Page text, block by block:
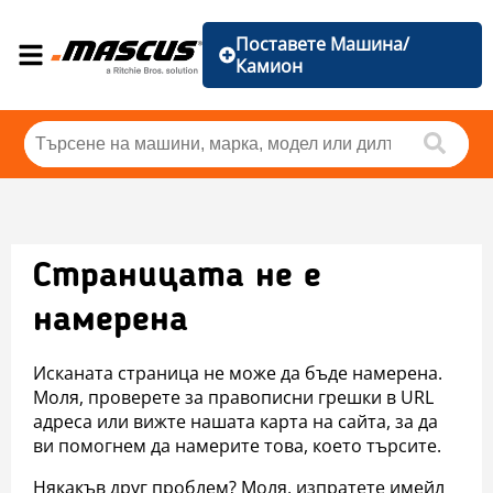
Поставете Машина/
Камион
Страницата не е
намерена
Исканата страница не може да бъде намерена.
Моля, проверете за правописни грешки в URL
адреса или вижте нашата карта на сайта, за да
ви помогнем да намерите това, което търсите.
Някакъв друг проблем? Моля, изпратете имейл